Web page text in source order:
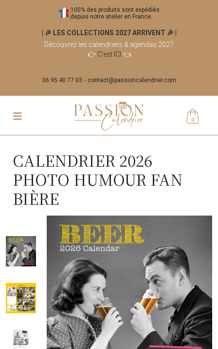
100% des produits sont expédiés
depuis notre atelier en France.
| 🎉 LES COLLECTIONS 2027 ARRIVENT 🎉
Découvrez les calendriers & agendas 2027
👉 C'est ICI 👈
06 95 40 77 03 contact@passioncalendrier.com
0
CALENDRIER 2026
PHOTO HUMOUR FAN
BIÈRE